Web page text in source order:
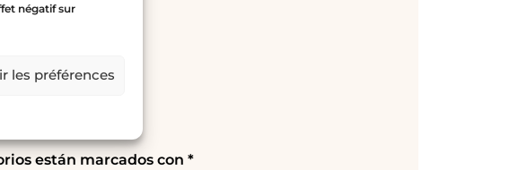
négatif sur
les préférences
están marcados con *